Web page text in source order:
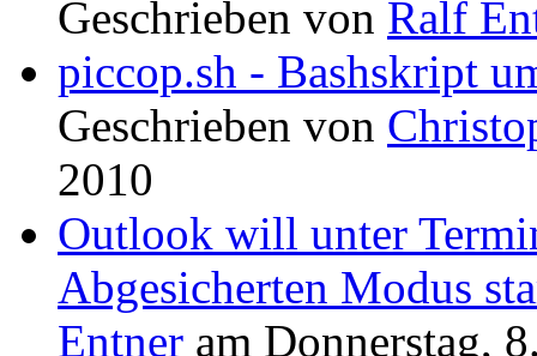
Geschrieben von Ralf
piccop.sh - Bashskript
Geschrieben von
2010
Outlook will unter
Abgesicherten Modus
Entner am Donnerstag,